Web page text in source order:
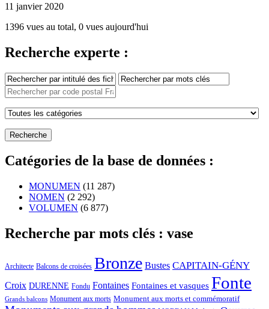
11 janvier 2020
1396 vues au total, 0 vues aujourd'hui
Recherche experte :
Catégories de la base de données :
MONUMEN (11 287)
NOMEN (2 292)
VOLUMEN (6 877)
Recherche par mots clés : vase
Architecte Balcons de croisées Bronze Bustes CAPITAIN-GÉNY
Croix DURENNE Fondu Fontaines Fontaines et vasques Fonte
Grands balcons Monument aux morts Monument aux morts et commémoratif